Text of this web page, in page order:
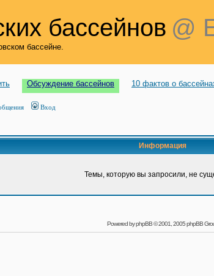
бассейнов @
бассейне.
Обсуждение бассейнов 10 фактов о
Вход
Информация
Темы, которую вы запросили, не
Powered byphpBB© 2001, 2005 phpBB